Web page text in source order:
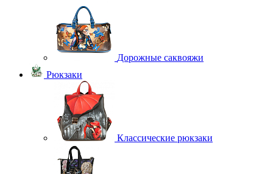
Дорожные саквояжи
Рюкзаки
Классические рюкзаки